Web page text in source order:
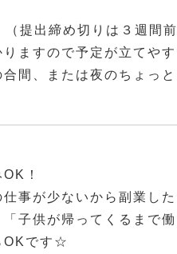
提出締め切りは３週間前
ますので予定が立てやす
間、または夜のちょっ
！
事が少ないから副業した
子供が帰ってくるまで働
OKです☆